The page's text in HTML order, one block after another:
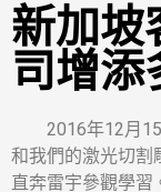
新加坡
司增添
2016年12月
和我們的激光切割
直奔雷宇參觀學習